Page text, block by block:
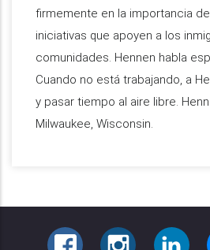
firmemente en la importancia
iniciativas que apoyen a los
comunidades. Hennen habla
Cuando no está trabajando, a
y pasar tiempo al aire libre.
Milwaukee, Wisconsin.
FACEBOOKINSTAGRAM